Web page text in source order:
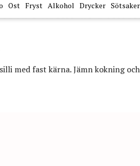
Ost Fryst Alkohol Drycker Sötsaker
Fusilli di
med fast kärna. Jämn kokning